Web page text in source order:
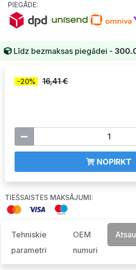
PIEGĀDE:
Līdz bezmaksas piegādei -
-20% 16,41 €
NOPIRKT
TIEŠSAISTES MAKSĀJUMI:
Tehniskie
parametri
OEM
numuri